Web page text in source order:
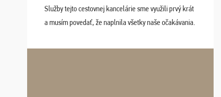
Služby tejto cestovnej kancelárie sme využili prvý krát
a musím povedať, že naplnila všetky naše očakávania.
dispozícii nonstop (milí, profesionálni ...